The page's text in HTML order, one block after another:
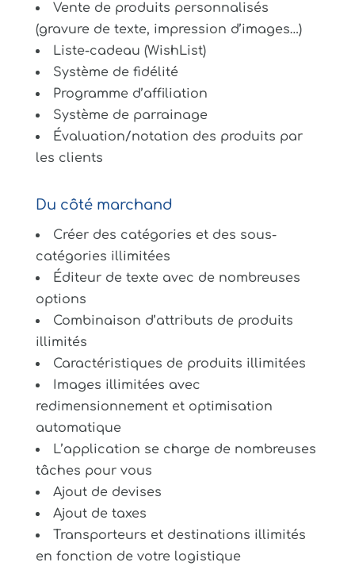
Vente de produits personnalisés
(gravure de texte, impression d’images…)
Liste-cadeau (WishList)
Système de fidélité
Programme d’affiliation
Système de parrainage
Évaluation/notation des produits par
les clients
Du côté marchand
Créer des catégories et des sous-
catégories illimitées
Éditeur de texte avec de nombreuses
options
Combinaison d’attributs de produits
illimités
Caractéristiques de produits illimitées
Images illimitées avec
redimensionnement et optimisation
automatique
L’application se charge de nombreuses
tâches pour vous
Ajout de devises
Ajout de taxes
Transporteurs et destinations illimités
en fonction de votre logistique